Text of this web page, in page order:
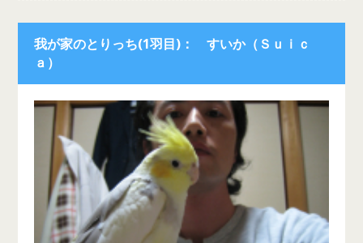
我が家のとりっち(1羽目)： すいか（Ｓｕｉｃ
ａ）